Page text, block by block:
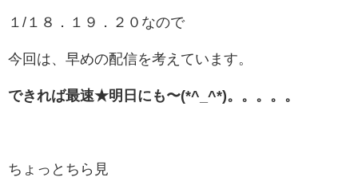
１/１８．１９．２０なので
今回は、早めの配信を考えています。
できれば最速★明日にも〜(*^_^*)。。。。。
ちょっとちら見